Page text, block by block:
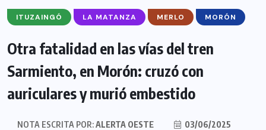
ITUZAINGÓ LA MATANZA MERLO MORÓN
Otra fatalidad en las vías del tren
Sarmiento, en Morón: cruzó con
auriculares y murió embestido
NOTA ESCRITA POR:ALERTA OESTE 03/06/2025